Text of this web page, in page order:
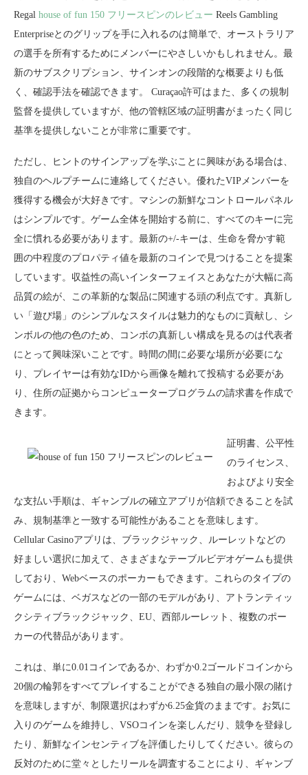
Regal house of fun 150 フリースピンのレビュー Reels Gambling
Enterpriseとのグリップを手に入れるのは簡単で、オーストラリア
の選手を所有するためにメンバーにやさしいかもしれません。最
新のサブスクリプション、サインオンの段階的な概要よりも低
く、確認手法を確認できます。 Curaçao許可はまた、多くの規制
監督を提供していますが、他の管轄区域の証明書がまったく同じ
基準を提供しないことが非常に重要です。
ただし、ヒントのサインアップを学ぶことに興味がある場合は、
独自のヘルプチームに連絡してください。優れたVIPメンバーを
獲得する機会が大好きです。マシンの新鮮なコントロールパネル
はシンプルです。ゲーム全体を開始する前に、すべてのキーに完
全に慣れる必要があります。最新の+/-キーは、生命を脅かす範
囲の中程度のプロパティ値を最新のコインで見つけることを提案
しています。収益性の高いインターフェイスとあなたが大幅に高
品質の絵が、この革新的な製品に関連する頭の利点です。真新し
い「遊び場」のシンプルなスタイルは魅力的なものに貢献し、シ
ンボルの他の色のため、コンボの真新しい構成を見るのは代表者
にとって興味深いことです。時間の間に必要な場所が必要にな
り、プレイヤーは有効なIDから画像を離れて投稿する必要があ
り、住所の証拠からコンピュータープログラムの請求書を作成で
きます。
証明書、公平性
のライセンス、
およびより安全
な支払い手順は、ギャンブルの確立アプリが信頼できることを試
み、規制基準と一致する可能性があることを意味します。
Cellular Casinoアプリは、ブラックジャック、ルーレットなどの
好ましい選択に加えて、さまざまなテーブルビデオゲームも提供
しており、Webベースのポーカーもできます。これらのタイプの
ゲームには、ベガスなどの一部のモデルがあり、アトランティッ
クシティブラックジャック、EU、西部ルーレット、複数のポー
カーの代替品があります。
これは、単に0.01コインであるか、わずか0.2ゴールドコインから
20個の輪郭をすべてプレイすることができる独自の最小限の賭け
を意味しますが、制限選択はわずか6.25金貨のままです。お気に
入りのゲームを維持し、VSOコインを楽しんだり、競争を登録し
たり、新鮮なインセンティブを評価したりしてください。彼らの
反対のために堂々としたリールを調査することにより、ギャンブ